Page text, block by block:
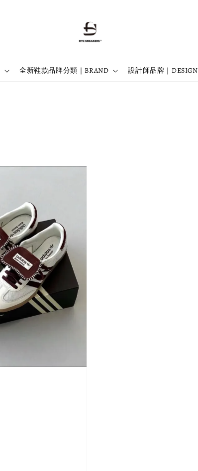
全新鞋款品牌分類｜BRAND 設計師品牌｜DESIGN